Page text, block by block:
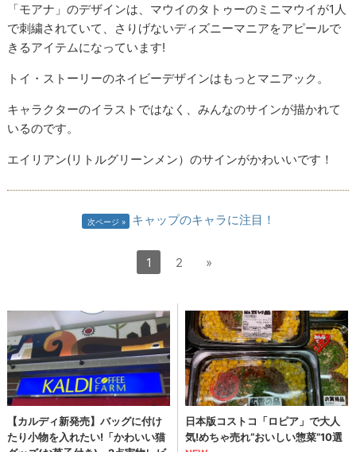
「モアナ」のデザインは、マウイのタトゥーのミニマウイが1人
で刺繍されていて、さりげないディズニーマニアをアピールで
きるアイテムになっています!
トイ・ストーリーのネイビーデザインはもっとマニアック。
キャラクターのイラストではなく、みんなのサインが描かれて
いるのです。
エイリアン(リトルグリーンメン）のサインがかわいいです！
次ページ キャップのキャラに注目！
1 2 »